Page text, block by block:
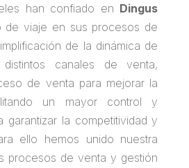
han confiado en Dingus
de viaje en sus procesos de
de la dinámica de
canales de venta,
de venta para mejorar la
un mayor control y
garantizar la competitividad y
ello hemos unido nuestra
procesos de venta y gestión